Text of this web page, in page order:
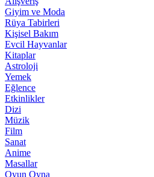
Giyim ve Moda
Rüya Tabirleri
Kişisel Bakım
Evcil Hayvanlar
Kitaplar
Astroloji
Yemek
Eğlence
Etkinlikler
Dizi
Müzik
Film
Sanat
Anime
Masallar
Oyun Oyna